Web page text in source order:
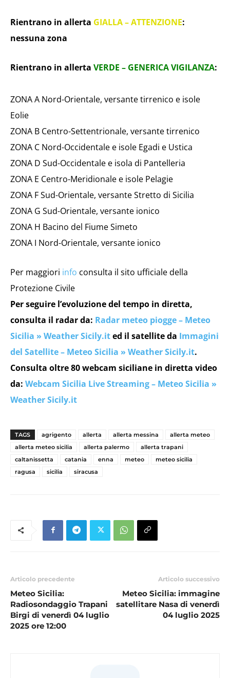
Rientrano in allerta GIALLA – ATTENZIONE:
nessuna zona
Rientrano in allerta VERDE – GENERICA VIGILANZA:
ZONA A Nord-Orientale, versante tirrenico e isole
Eolie
ZONA B Centro-Settentrionale, versante tirrenico
ZONA C Nord-Occidentale e isole Egadi e Ustica
ZONA D Sud-Occidentale e isola di Pantelleria
ZONA E Centro-Meridionale e isole Pelagie
ZONA F Sud-Orientale, versante Stretto di Sicilia
ZONA G Sud-Orientale, versante ionico
ZONA H Bacino del Fiume Simeto
ZONA I Nord-Orientale, versante ionico
Per maggiori info consulta il sito ufficiale della
Protezione Civile
Per seguire l’evoluzione del tempo in diretta,
consulta il radar da: Radar meteo piogge – Meteo
Sicilia » Weather Sicily.ited il satellite da Immagini
del Satellite – Meteo Sicilia » Weather Sicily.it.
Consulta oltre 80 webcam siciliane in diretta video
da: Webcam Sicilia Live Streaming – Meteo Sicilia »
Weather Sicily.it
TAGS agrigento allerta allerta messina
allerta meteo
allerta meteo sicilia
allerta palermo
allerta trapani
caltanissetta
catania enna meteo
meteo sicilia
ragusa
sicilia siracusa
Articolo precedente
Meteo Sicilia:
Radiosondaggio Trapani
Birgi di venerdì 04 luglio
2025 ore 12:00
Articolo successivo
Meteo Sicilia: immagine
satellitare Nasa di venerdì
04 luglio 2025